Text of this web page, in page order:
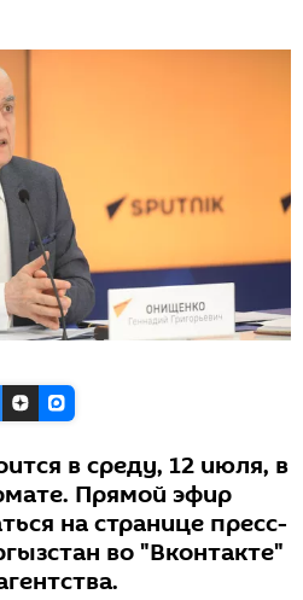
в среду, 12 июля, в
Прямой эфир
на странице пресс-
во "Вконтакте"